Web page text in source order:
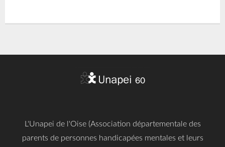
L'Unapei de l'Oise (Association départementale des
parents de personnes handicapées mentales et leurs